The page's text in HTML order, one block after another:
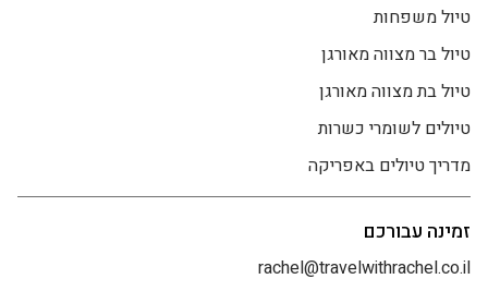
טיול משפחות
טיול בר מצווה מאורגן
טיול בת מצווה מאורגן
טיולים לשומרי כשרות
מדריך טיולים באפריקה
זמינה עבורכם
rachel@travelwithrachel.co.il